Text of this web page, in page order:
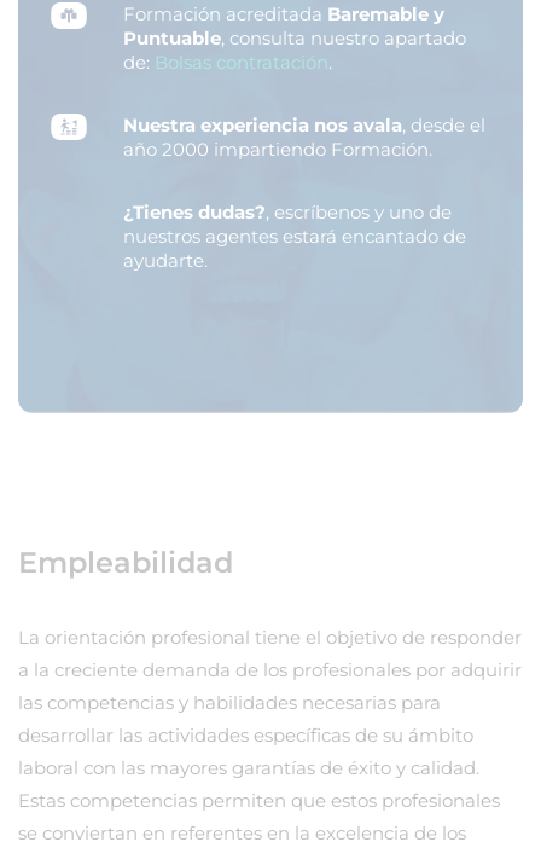
Formación acreditada Baremable y
Puntuable, consulta nuestro apartado
de: Bolsas contratación.
Nuestra experiencia nos avala, desde el
año 2000 impartiendo Formación.
¿Tienes dudas?, escríbenos y uno de
nuestros agentes estará encantado de
ayudarte.
Empleabilidad
La orientación profesional tiene el objetivo de responder
a la creciente demanda de los profesionales por adquirir
las competencias y habilidades necesarias para
desarrollar las actividades específicas de su ámbito
laboral con las mayores garantías de éxito y calidad.
Estas competencias permiten que estos profesionales
se conviertan en referentes en la excelencia de los